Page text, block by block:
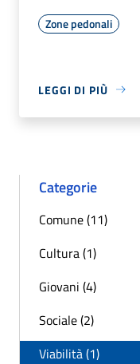
Zone pedonali
LEGGI DI PIÙ
Categorie
Comune (11)
Cultura (1)
Giovani (4)
Sociale (2)
Viabilità (1)